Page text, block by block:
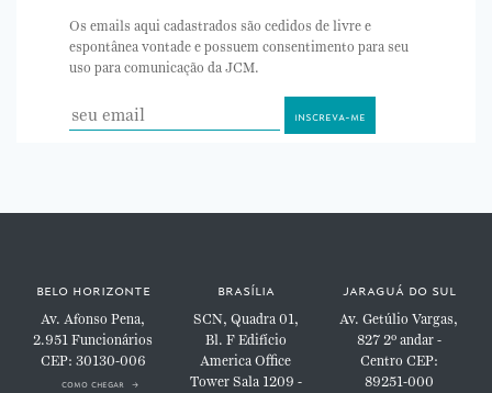
Os emails aqui cadastrados são cedidos de livre e
espontânea vontade e possuem consentimento para seu
uso para comunicação da JCM.
belo horizonte
Av. Afonso Pena,
2.951Funcionários
CEP: 30130-006
como chegar
brasília
SCN, Quadra 01,
Bl. FEdifício
America Office
TowerSala 1209 -
jaraguá do sul
Av. Getúlio Vargas,
8272º andar -
Centro CEP:
89251-000